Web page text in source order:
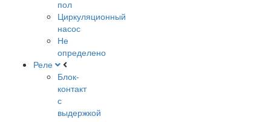
пол
Циркуляционный
насос
Не
определено
Реле
Блок-
контакт
с
выдержкой